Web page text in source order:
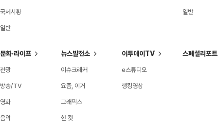
국제시황
일반
일반
문화·라이프
관광
방송/TV
영화
음악
뉴스발전소
이슈크래커
요즘, 이거
그래픽스
한 컷
이투데이TV
e스튜디오
랭킹영상
스페셜리포트